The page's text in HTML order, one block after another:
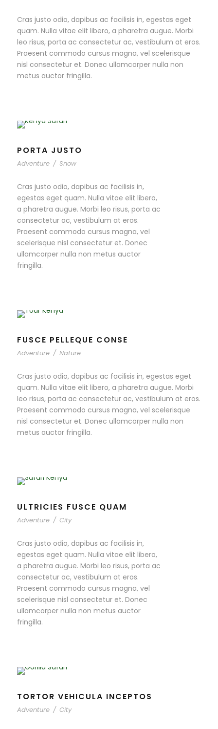
Cras justo odio, dapibus ac facilisis in, egestas eget
quam. Nulla vitae elit libero, a pharetra augue. Morbi
leo risus, porta ac consectetur ac, vestibulum at eros.
Praesent commodo cursus magna, vel scelerisque
nisl consectetur et. Donec ullamcorper nulla non
metus auctor fringilla.
PORTA JUSTO
Adventure / Snow
Cras justo odio, dapibus ac facilisis in,
egestas eget quam. Nulla vitae elit libero,
a pharetra augue. Morbi leo risus, porta ac
consectetur ac, vestibulum at eros.
Praesent commodo cursus magna, vel
scelerisque nisl consectetur et. Donec
ullamcorper nulla non metus auctor
fringilla.
FUSCE PELLEQUE CONSE
Adventure / Nature
Cras justo odio, dapibus ac facilisis in, egestas eget
quam. Nulla vitae elit libero, a pharetra augue. Morbi
leo risus, porta ac consectetur ac, vestibulum at eros.
Praesent commodo cursus magna, vel scelerisque
nisl consectetur et. Donec ullamcorper nulla non
metus auctor fringilla.
ULTRICIES FUSCE QUAM
Adventure / City
Cras justo odio, dapibus ac facilisis in,
egestas eget quam. Nulla vitae elit libero,
a pharetra augue. Morbi leo risus, porta ac
consectetur ac, vestibulum at eros.
Praesent commodo cursus magna, vel
scelerisque nisl consectetur et. Donec
ullamcorper nulla non metus auctor
fringilla.
TORTOR VEHICULA INCEPTOS
Adventure / City